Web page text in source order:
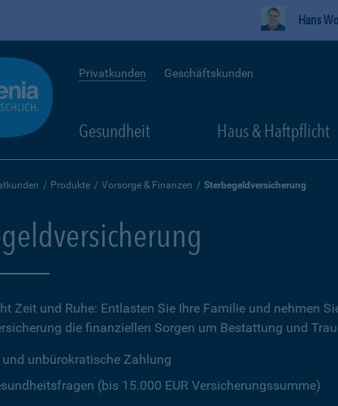
Hans
Privatkunden Geschäftskunden
Gesundheit Haus & Haftpflicht
Produkte Vorsorge & Finanzen Sterbegeldversicherung
Zeit und Ruhe: Entlasten Sie Ihre Familie und nehmen
die finanziellen Sorgen um Bestattung und
und unbürokratische Zahlung
(bis 15.000 EUR Versicherungssumme)